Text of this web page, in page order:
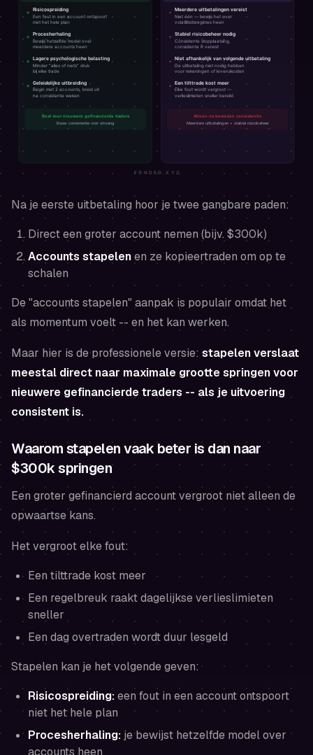
Na je eerste uitbetaling hoor je twee gangbare paden:
Direct een groter account nemen (bijv. $300k)
Accounts stapelenen ze kopieertraden om op te
schalen
De "accounts stapelen" aanpak is populair omdat het
als momentum voelt -- en het kan werken.
Maar hier is de professionele versie:stapelen verslaat
meestal direct naar maximale grootte springen voor
nieuwere gefinancierde traders -- als je uitvoering
consistent is.
Waarom stapelen vaak beter is dan naar
$300k springen
Een groter gefinancierd account vergroot niet alleen de
opwaartse kans.
Het vergroot elke fout:
Een tilttrade kost meer
Een regelbreuk raakt dagelijkse verlieslimieten
sneller
Een dag overtraden wordt duur lesgeld
Stapelen kan je het volgende geven:
Risicospreiding:een fout in een account ontspoort
niet het hele plan
Procesherhaling: je bewijst hetzelfde model over
accounts heen